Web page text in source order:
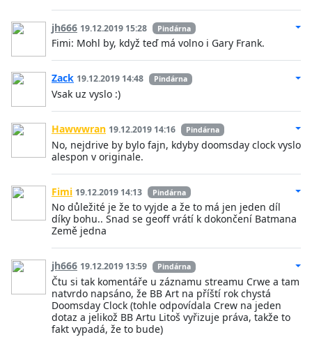
jh666 19.12.2019 15:28 Pindárna
Fimi: Mohl by, když teď má volno i Gary Frank.
Zack 19.12.2019 14:48 Pindárna
Vsak uz vyslo :)
Hawwwran 19.12.2019 14:16 Pindárna
No, nejdrive by bylo fajn, kdyby doomsday clock vyslo
alespon v originale.
Fimi 19.12.2019 14:13 Pindárna
No důležité je že to vyjde a že to má jen jeden díl
díky bohu.. Snad se geoff vrátí k dokončení Batmana
Země jedna
jh666 19.12.2019 13:59 Pindárna
Čtu si tak komentáře u záznamu streamu Crwe a tam
natvrdo napsáno, že BB Art na příští rok chystá
Doomsday Clock (tohle odpovídala Crew na jeden
dotaz a jelikož BB Artu Litoš vyřizuje práva, takže to
fakt vypadá, že to bude)